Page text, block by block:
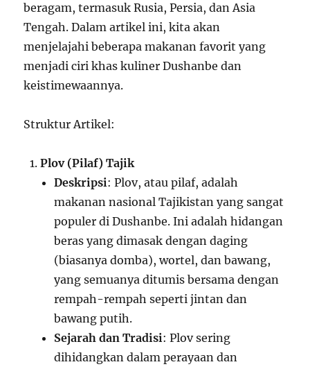
beragam, termasuk Rusia, Persia, dan Asia
Tengah. Dalam artikel ini, kita akan
menjelajahi beberapa makanan favorit yang
menjadi ciri khas kuliner Dushanbe dan
keistimewaannya.
Struktur Artikel:
Plov (Pilaf) Tajik
Deskripsi: Plov, atau pilaf, adalah
makanan nasional Tajikistan yang sangat
populer di Dushanbe. Ini adalah hidangan
beras yang dimasak dengan daging
(biasanya domba), wortel, dan bawang,
yang semuanya ditumis bersama dengan
rempah-rempah seperti jintan dan
bawang putih.
Sejarah dan Tradisi: Plov sering
dihidangkan dalam perayaan dan